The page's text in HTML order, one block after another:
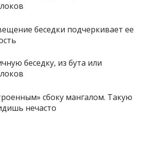
беседки подчеркивает ее
сбоку мангалом. Такую
нечасто